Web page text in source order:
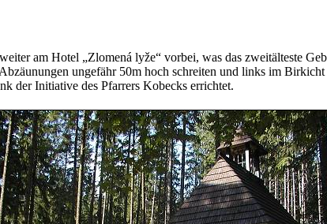
am Hotel „Zlomená lyže“ vorbei, was das zweitälteste
ungefähr 50m hoch schreiten und links im
der Initiative des Pfarrers Kobecks errichtet.